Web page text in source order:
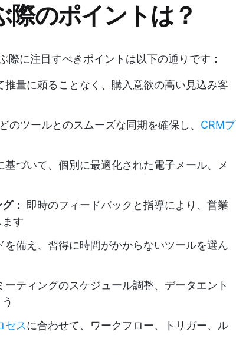
際のポイントは？
際に注目すべきポイントは以下の通りです：
推量に頼ることなく、購入意欲の高い見込み客
ツールとのスムーズな同期を確保し、 CRMプ
づいて、個別に最適化された電子メール、メ
：
即時のフィードバックと指導により、営業
す
備え、習得に時間がかからないツールを選ん
ティングのスケジュール調整、データエント
セスに合わせて、ワークフロー、トリガー、ル